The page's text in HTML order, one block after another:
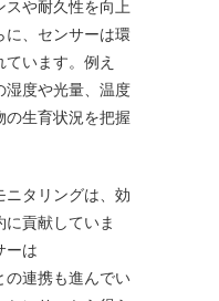
や耐久性を向上
に、センサーは環
います。例え
湿度や光量、温度
の生育状況を把握
ニタリングは、効
貢献していま
ーは
連携も進んでい